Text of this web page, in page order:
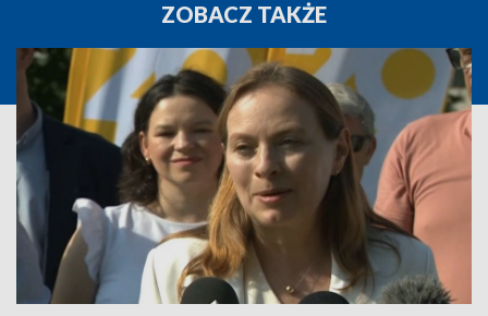
ZOBACZ TAKŻE